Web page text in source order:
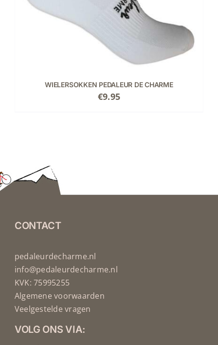
WIELERSOKKEN PEDALEUR DE CHARME
€9.95
CONTACT
pedaleurdecharme.nl
info@pedaleurdecharme.nl
KVK: 75995255
Algemene voorwaarden
Veelgestelde vragen
VOLG ONS VIA: